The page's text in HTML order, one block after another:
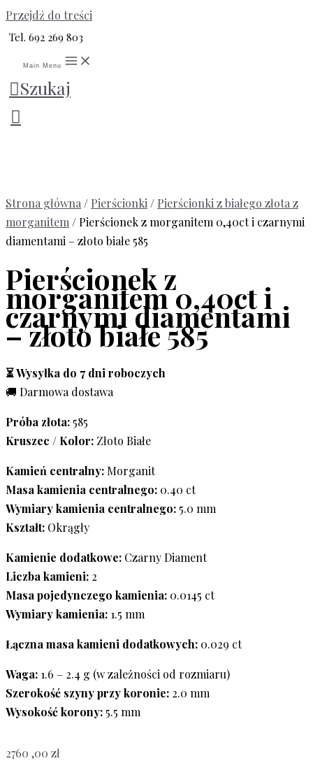
Przejdź do treści
Tel. 692 269 803
Main Menu
Szukaj
Strona główna / Pierścionki / Pierścionki z białego złota z
morganitem / Pierścionek z morganitem 0,40ct i czarnymi
diamentami – złoto białe 585
Pierścionek z
morganitem 0,40ct i
czarnymi diamentami
– złoto białe 585
⏳ Wysyłka do 7 dni roboczych
🚚 Darmowa dostawa
Próba złota: 585
Kruszec / Kolor: Złoto Białe
Kamień centralny: Morganit
Masa kamienia centralnego: 0.40 ct
Wymiary kamienia centralnego: 5.0 mm
Kształt: Okrągły
Kamienie dodatkowe: Czarny Diament
Liczba kamieni: 2
Masa pojedynczego kamienia: 0.0145 ct
Wymiary kamienia: 1.5 mm
Łączna masa kamieni dodatkowych: 0.029 ct
Waga: 1.6 – 2.4 g (w zależności od rozmiaru)
Szerokość szyny przy koronie: 2.0 mm
Wysokość korony: 5.5 mm
2760 ,00 zł